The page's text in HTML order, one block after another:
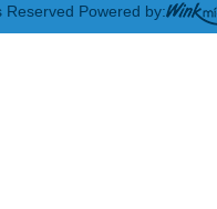
Powered by: